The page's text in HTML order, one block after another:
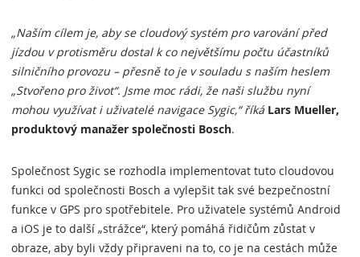
„Naším cílem je, aby se cloudový systém pro varování před
jízdou v protisměru dostal k co největšímu počtu účastníků
silničního provozu – přesně to je v souladu s naším heslem
„Stvořeno pro život“. Jsme moc rádi, že naši službu nyní
mohou využívat i uživatelé navigace Sygic,“ říká Lars Mueller,
produktový manažer společnosti Bosch.
Společnost Sygic se rozhodla implementovat tuto cloudovou
funkci od společnosti Bosch a vylepšit tak své bezpečnostní
funkce v GPS pro spotřebitele. Pro uživatele systémů Android
a iOS je to další „strážce“, který pomáhá řidičům zůstat v
obraze, aby byli vždy připraveni na to, co je na cestách může